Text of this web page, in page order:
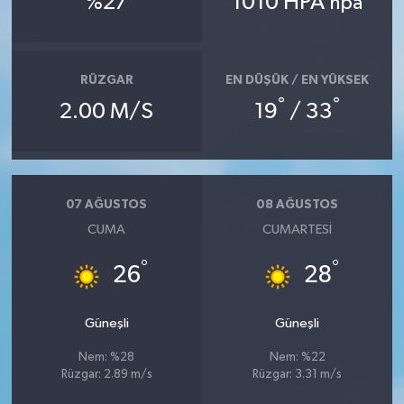
RÜZGAR
2.00 M/S
EN DÜŞÜK / EN YÜKSEK
19° / 33°
07 AĞUSTOS
CUMA
26°
Güneşli
Nem: %28
Rüzgar: 2.89 m/s
08 AĞUSTOS
CUMARTESI
28°
Güneşli
Nem: %22
Rüzgar: 3.31 m/s